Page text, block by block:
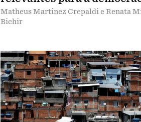
Matheus Martinez Crepaldi e Renata
Bichir